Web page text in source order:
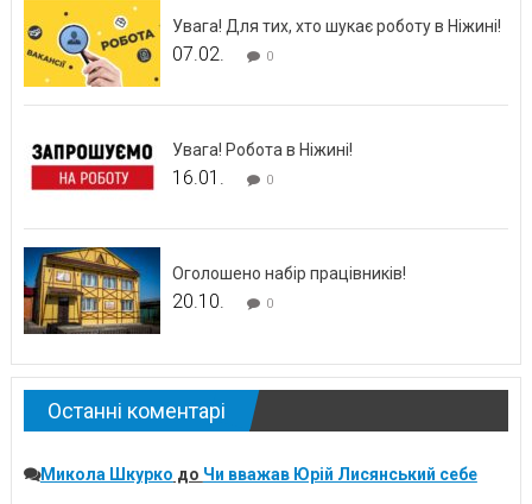
Увага! Для тих, хто шукає роботу в Ніжині!
07.02. 0
Увага! Робота в Ніжині!
16.01. 0
Оголошено набір працівників!
20.10. 0
Останні коментарі
Микола Шкурко до Чи вважав Юрій Лисянський себе